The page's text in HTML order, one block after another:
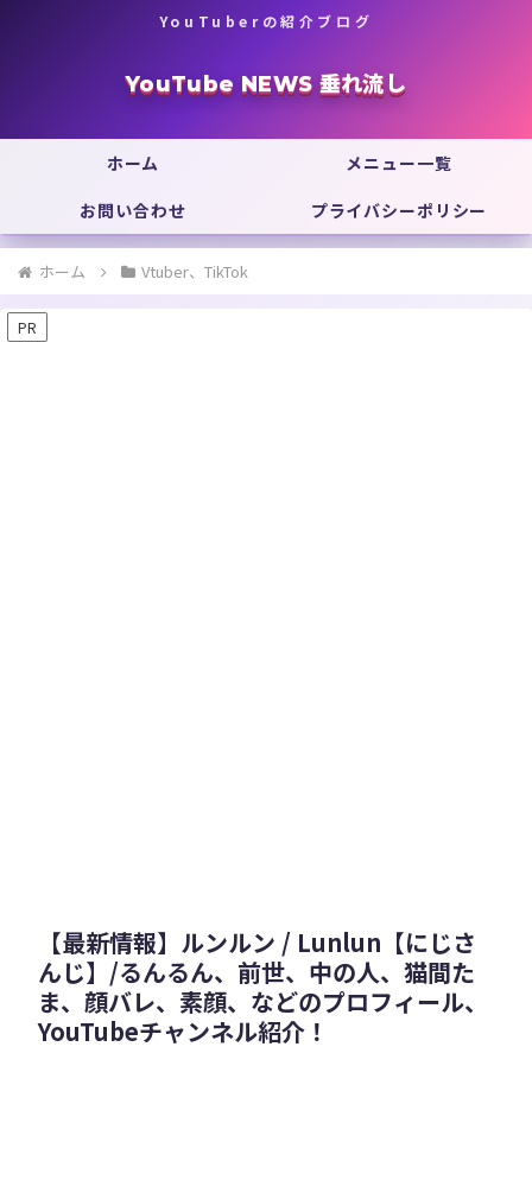
YouTuberの紹介ブログ
YouTube NEWS 垂れ流し
ホーム
メニュー一覧
お問い合わせ
プライバシーポリシー
ホーム Vtuber、TikTok
PR
【最新情報】ルンルン / Lunlun【にじさ
んじ】/るんるん、前世、中の人、猫間た
ま、顔バレ、素顔、などのプロフィール、
YouTubeチャンネル紹介！